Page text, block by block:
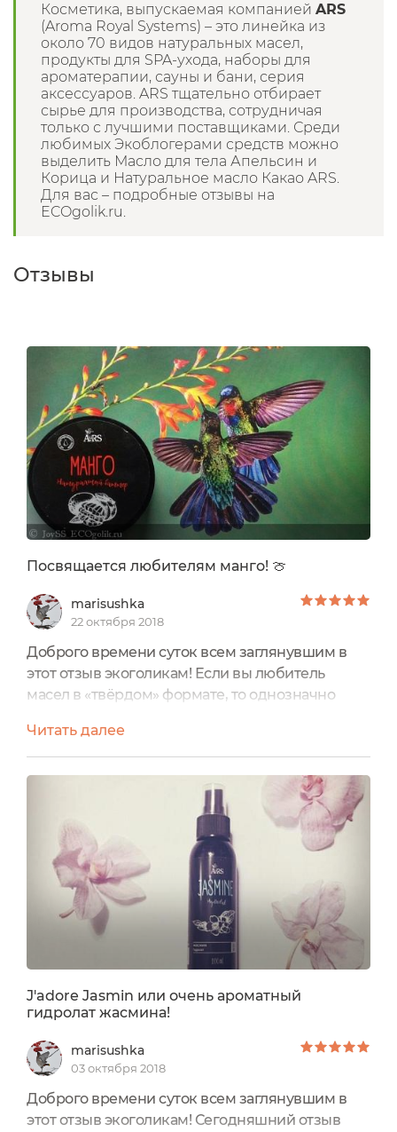
Косметика, выпускаемая компанией ARS
(Aroma Royal Systems) – это линейка из
около 70 видов натуральных масел,
продукты для SPA-ухода, наборы для
ароматерапии, сауны и бани, серия
аксессуаров. ARS тщательно отбирает
сырье для производства, сотрудничая
только с лучшими поставщиками. Среди
любимых Экоблогерами средств можно
выделить Масло для тела Апельсин и
Корица и Натуральное масло Какао ARS.
Для вас – подробные отзывы на
ECOgolik.ru.
Отзывы
Посвящается любителям манго! 🍈
marisushka
22 октября 2018
Доброго времени суток всем заглянувшим в
этот отзыв экоголикам! Если вы любитель
масел в «твёрдом» формате, то однозначно
маркой ARS я познакомилась не так давно,
когда мне в срочном порядке было
необходимо приобрести гидролат, и вот в
одном из Интернет-магазинов мне встретилась
эта марка. После гидролата с жасмином мне
захотелось попробовать баттер манго...
Читать далее
J'adore Jasmin или очень ароматный
гидролат жасмина!
marisushka
03 октября 2018
Доброго времени суток всем заглянувшим в
этот отзыв экоголикам! Сегодняшний отзыв